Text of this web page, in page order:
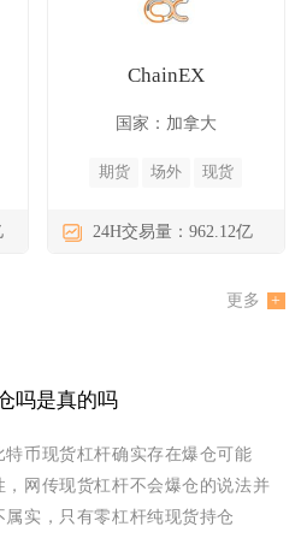
ChainEX
国家：加拿大
期货 场外 现货
24H交易量：962.12亿
更多
吗是真的吗
特币现货杠杆确实存在爆仓可能
，网传现货杠杆不会爆仓的说法并
属实，只有零杠杆纯现货持仓